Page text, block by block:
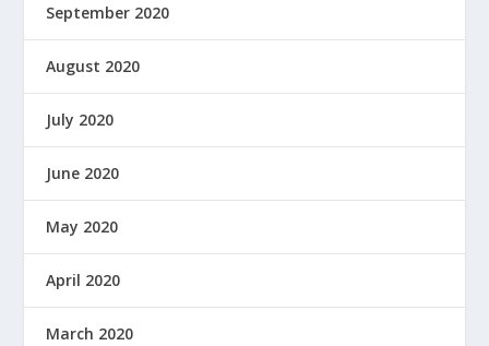
September 2020
August 2020
July 2020
June 2020
May 2020
April 2020
March 2020